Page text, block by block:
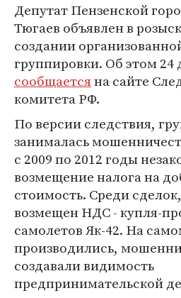
Депутат Пензенской
Тюгаев объявлен в
создании
группировки. Об этом 24
сообщаетсяна сайте
комитета РФ.
По версии следствия,
занималась
с 2009 по 2012 годы
возмещение налога на
стоимость. Среди
возмещен НДС - купля-
самолетов Як-42. На
производились,
создавали видимость
предпринимательской